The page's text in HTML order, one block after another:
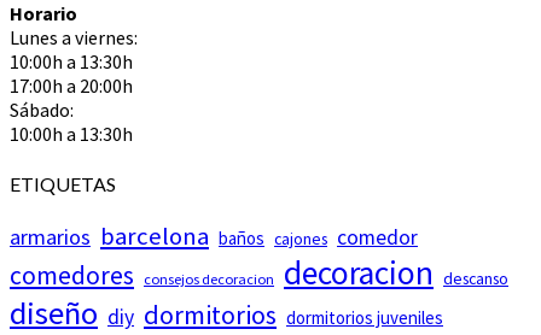
Horario
Lunes a viernes:
10:00h a 13:30h
17:00h a 20:00h
Sábado:
10:00h a 13:30h
ETIQUETAS
armarios barcelona baños cajones comedor
comedores consejos decoracion decoracion descanso
diseño diy dormitorios dormitorios juveniles